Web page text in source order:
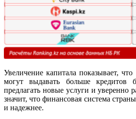
Увеличение капитала показывает,
могут выдавать больше кредитов
предлагать новые услуги и уверенно
значит, что финансовая система
и надежнее.